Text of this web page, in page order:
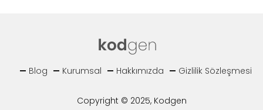
Blog Kurumsal Hakkımızda Gizlilik Sözleşmesi
Copyright © 2025, Kodgen